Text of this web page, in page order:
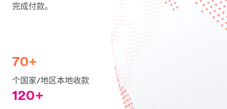
完成付款。
70+
个国家/地区本地收款
120+